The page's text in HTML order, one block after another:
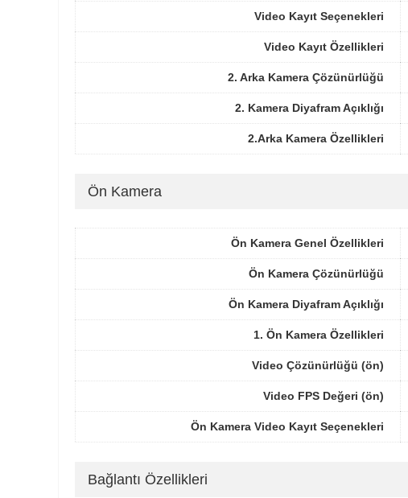
Video Kayıt Seçenekleri
Video Kayıt Özellikleri
2. Arka Kamera Çözünürlüğü
2. Kamera Diyafram Açıklığı
2.Arka Kamera Özellikleri
Ön Kamera
Ön Kamera Genel Özellikleri
Ön Kamera Çözünürlüğü
Ön Kamera Diyafram Açıklığı
1. Ön Kamera Özellikleri
Video Çözünürlüğü (ön)
Video FPS Değeri (ön)
Ön Kamera Video Kayıt Seçenekleri
Bağlantı Özellikleri